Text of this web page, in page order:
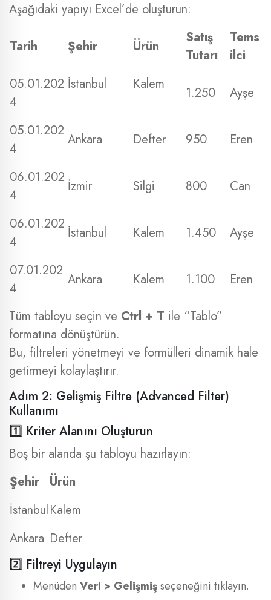
Aşağıdaki yapıyı Excel’de oluşturun:
Tarih Şehir Ürün
Satış
Tutarı
Tems
ilci
05.01.202
4
İstanbul Kalem
1.250 Ayşe
05.01.202
4
Ankara Defter 950 Eren
06.01.202
4
İzmir Silgi 800 Can
06.01.202
4
İstanbul Kalem 1.450 Ayşe
07.01.202
4
Ankara Kalem 1.100 Eren
Tüm tabloyu seçin ve Ctrl + T ile “Tablo”
formatına dönüştürün.
Bu, filtreleri yönetmeyi ve formülleri dinamik hale
getirmeyi kolaylaştırır.
Adım 2: Gelişmiş Filtre (Advanced Filter)
Kullanımı
1️⃣ Kriter Alanını Oluşturun
Boş bir alanda şu tabloyu hazırlayın:
Şehir
Ürün
İstanbulKalem
Ankara Defter
2️⃣ Filtreyi Uygulayın
Menüden Veri > Gelişmişseçeneğini tıklayın.